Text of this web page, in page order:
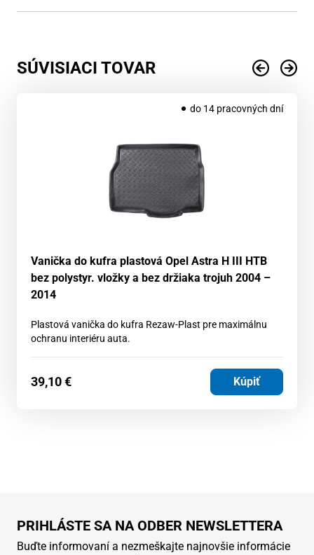
SÚVISIACI TOVAR
do 14 pracovných dní
Vanička do kufra plastová Opel Astra H III HTB
bez polystyr. vložky a bez držiaka trojuh 2004 –
2014
Plastová vanička do kufra Rezaw-Plast pre maximálnu
ochranu interiéru auta.
39,10€ Kúpiť
PRIHLÁSTE SA NA ODBER NEWSLETTERA
Buďte informovaní a nezmeškajte najnovšie informácie